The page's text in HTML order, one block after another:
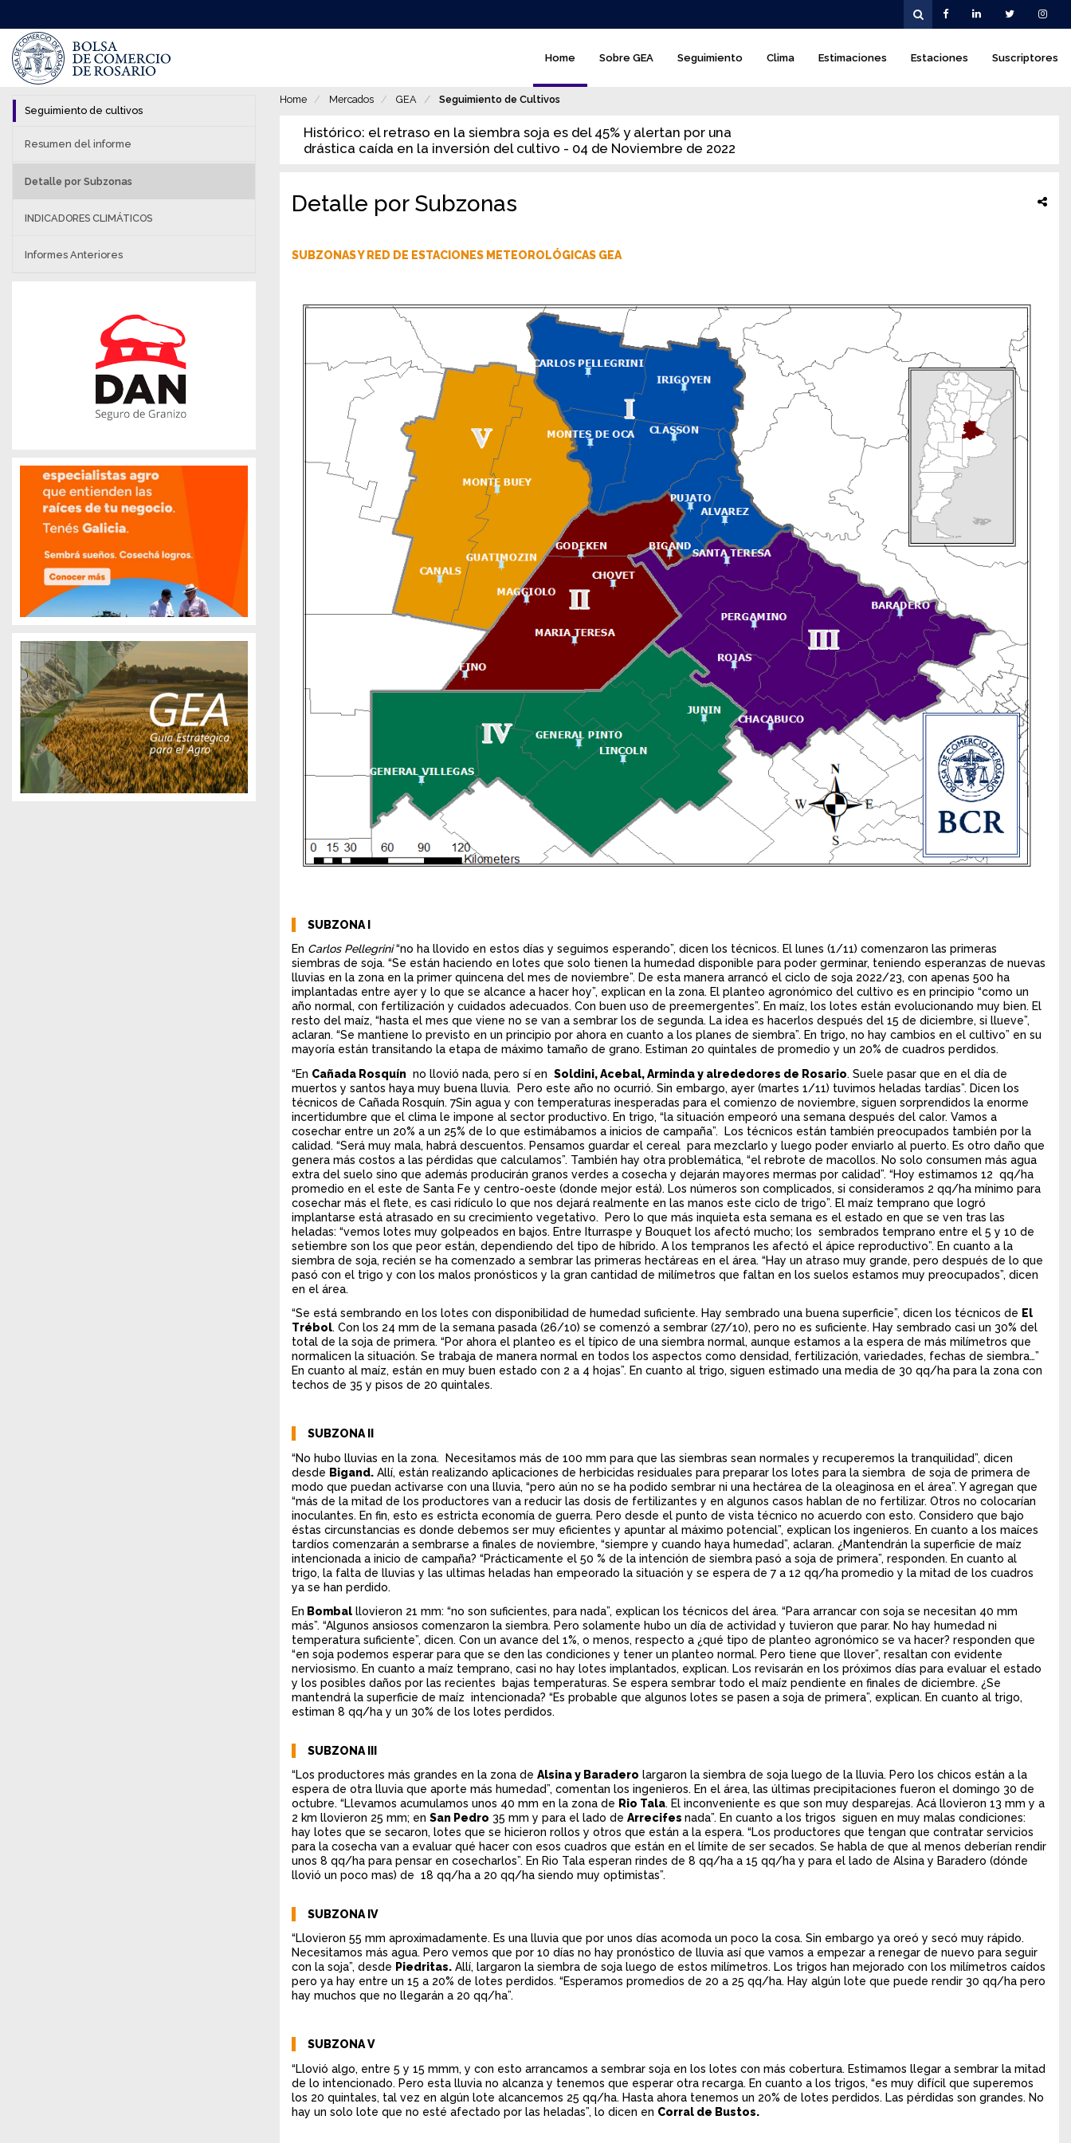
al
contenido
principal
main
menú
Home Sobre GEA Seguimiento Clima Estimaciones Estaciones Suscriptores
Home Mercados GEA Seguimiento de Cultivos
Histórico: el retraso en la siembra soja es del 45% y alertan por una
drástica caída en la inversión del cultivo - 04 de Noviembre de 2022
Detalle por Subzonas
SUBZONAS Y RED DE ESTACIONES METEOROLÓGICAS GEA
SUBZONA I
En Carlos Pellegrini“no ha llovido en estos días y seguimos esperando”, dicen los técnicos. El lunes (1/11) comenzaron las primeras
siembras de soja. “Se están haciendo en lotes que solo tienen la humedad disponible para poder germinar, teniendo esperanzas de nuevas
lluvias en la zona en la primer quincena del mes de noviembre”. De esta manera arrancó el ciclo de soja 2022/23, con apenas 500 ha
implantadas entre ayer y lo que se alcance a hacer hoy”, explican en la zona. El planteo agronómico del cultivo es en principio “como un
año normal, con fertilización y cuidados adecuados. Con buen uso de preemergentes”. En maíz, los lotes están evolucionando muy bien. El
resto del maíz, “hasta el mes que viene no se van a sembrar los de segunda. La idea es hacerlos después del 15 de diciembre, si llueve”,
aclaran. “Se mantiene lo previsto en un principio por ahora en cuanto a los planes de siembra”. En trigo, no hay cambios en el cultivo” en su
mayoría están transitando la etapa de máximo tamaño de grano. Estiman 20 quintales de promedio y un 20% de cuadros perdidos.
“En Cañada Rosquín no llovió nada, pero sí en Soldini, Acebal, Arminda y alrededores de Rosario. Suele pasar que en el día de
muertos y santos haya muy buena lluvia. Pero este año no ocurrió. Sin embargo, ayer (martes 1/11) tuvimos heladas tardías”. Dicen los
técnicos de Cañada Rosquín. 7Sin agua y con temperaturas inesperadas para el comienzo de noviembre, siguen sorprendidos la enorme
incertidumbre que el clima le impone al sector productivo. En trigo, “la situación empeoró una semana después del calor. Vamos a
cosechar entre un 20% a un 25% de lo que estimábamos a inicios de campaña”. Los técnicos están también preocupados también por la
calidad. “Será muy mala, habrá descuentos. Pensamos guardar el cereal para mezclarlo y luego poder enviarlo al puerto. Es otro daño que
genera más costos a las pérdidas que calculamos”. También hay otra problemática, “el rebrote de macollos. No solo consumen más agua
extra del suelo sino que además producirán granos verdes a cosecha y dejarán mayores mermas por calidad”. “Hoy estimamos 12 qq/ha
promedio en el este de Santa Fe y centro-oeste (donde mejor está). Los números son complicados, si consideramos 2 qq/ha mínimo para
cosechar más el flete, es casi ridículo lo que nos dejará realmente en las manos este ciclo de trigo”. El maíz temprano que logró
implantarse está atrasado en su crecimiento vegetativo. Pero lo que más inquieta esta semana es el estado en que se ven tras las
heladas: “vemos lotes muy golpeados en bajos. Entre Iturraspe y Bouquet los afectó mucho; los sembrados temprano entre el 5 y 10 de
setiembre son los que peor están, dependiendo del tipo de híbrido. A los tempranos les afectó el ápice reproductivo”. En cuanto a la
siembra de soja, recién se ha comenzado a sembrar las primeras hectáreas en el área. “Hay un atraso muy grande, pero después de lo que
pasó con el trigo y con los malos pronósticos y la gran cantidad de milímetros que faltan en los suelos estamos muy preocupados”, dicen
en el área.
“Se está sembrando en los lotes con disponibilidad de humedad suficiente. Hay sembrado una buena superficie”, dicen los técnicos de El
Trébol. Con los 24 mm de la semana pasada (26/10) se comenzó a sembrar (27/10), pero no es suficiente. Hay sembrado casi un 30% del
total de la soja de primera. “Por ahora el planteo es el típico de una siembra normal, aunque estamos a la espera de más milímetros que
normalicen la situación. Se trabaja de manera normal en todos los aspectos como densidad, fertilización, variedades, fechas de siembra…”
En cuanto al maíz, están en muy buen estado con 2 a 4 hojas”. En cuanto al trigo, siguen estimado una media de 30 qq/ha para la zona con
techos de 35 y pisos de 20 quintales.
SUBZONA II
“No hubo lluvias en la zona. Necesitamos más de 100 mm para que las siembras sean normales y recuperemos la tranquilidad”, dicen
desde Bigand. Allí, están realizando aplicaciones de herbicidas residuales para preparar los lotes para la siembra de soja de primera de
modo que puedan activarse con una lluvia, “pero aún no se ha podido sembrar ni una hectárea de la oleaginosa en el área”. Y agregan que
“más de la mitad de los productores van a reducir las dosis de fertilizantes y en algunos casos hablan de no fertilizar. Otros no colocarían
inoculantes. En fin, esto es estricta economía de guerra. Pero desde el punto de vista técnico no acuerdo con esto. Considero que bajo
éstas circunstancias es donde debemos ser muy eficientes y apuntar al máximo potencial”, explican los ingenieros. En cuanto a los maíces
tardíos comenzarán a sembrarse a finales de noviembre, “siempre y cuando haya humedad”, aclaran. ¿Mantendrán la superficie de maíz
intencionada a inicio de campaña? “Prácticamente el 50 % de la intención de siembra pasó a soja de primera”, responden. En cuanto al
trigo, la falta de lluvias y las ultimas heladas han empeorado la situación y se espera de 7 a 12 qq/ha promedio y la mitad de los cuadros
ya se han perdido.
En Bombal llovieron 21 mm: “no son suficientes, para nada”, explican los técnicos del área. “Para arrancar con soja se necesitan 40 mm
más”. “Algunos ansiosos comenzaron la siembra. Pero solamente hubo un día de actividad y tuvieron que parar. No hay humedad ni
temperatura suficiente”, dicen. Con un avance del 1%, o menos, respecto a ¿qué tipo de planteo agronómico se va hacer? responden que
“en soja podemos esperar para que se den las condiciones y tener un planteo normal. Pero tiene que llover”, resaltan con evidente
nerviosismo. En cuanto a maíz temprano, casi no hay lotes implantados, explican. Los revisarán en los próximos días para evaluar el estado
y los posibles daños por las recientes bajas temperaturas. Se espera sembrar todo el maíz pendiente en finales de diciembre. ¿Se
mantendrá la superficie de maíz intencionada? “Es probable que algunos lotes se pasen a soja de primera”, explican. En cuanto al trigo,
estiman 8 qq/ha y un 30% de los lotes perdidos.
SUBZONA III
“Los productores más grandes en la zona de Alsina y Baradero largaron la siembra de soja luego de la lluvia. Pero los chicos están a la
espera de otra lluvia que aporte más humedad”, comentan los ingenieros. En el área, las últimas precipitaciones fueron el domingo 30 de
octubre. “Llevamos acumulamos unos 40 mm en la zona de Rio Tala. El inconveniente es que son muy desparejas. Acá llovieron 13 mm y a
2 km llovieron 25 mm; en San Pedro 35 mm y para el lado de Arrecifes nada”. En cuanto a los trigos siguen en muy malas condiciones:
hay lotes que se secaron, lotes que se hicieron rollos y otros que están a la espera. “Los productores que tengan que contratar servicios
para la cosecha van a evaluar qué hacer con esos cuadros que están en el límite de ser secados. Se habla de que al menos deberían rendir
unos 8 qq/ha para pensar en cosecharlos”. En Rio Tala esperan rindes de 8 qq/ha a 15 qq/ha y para el lado de Alsina y Baradero (dónde
llovió un poco mas) de 18 qq/ha a 20 qq/ha siendo muy optimistas”.
SUBZONA IV
“Llovieron 55 mm aproximadamente. Es una lluvia que por unos días acomoda un poco la cosa. Sin embargo ya oreó y secó muy rápido.
Necesitamos más agua. Pero vemos que por 10 días no hay pronóstico de lluvia así que vamos a empezar a renegar de nuevo para seguir
con la soja”, desde Piedritas. Allí, largaron la siembra de soja luego de estos milímetros. Los trigos han mejorado con los milímetros caídos
pero ya hay entre un 15 a 20% de lotes perdidos. “Esperamos promedios de 20 a 25 qq/ha. Hay algún lote que puede rendir 30 qq/ha pero
hay muchos que no llegarán a 20 qq/ha”.
SUBZONA V
“Llovió algo, entre 5 y 15 mmm, y con esto arrancamos a sembrar soja en los lotes con más cobertura. Estimamos llegar a sembrar la mitad
de lo intencionado. Pero esta lluvia no alcanza y tenemos que esperar otra recarga. En cuanto a los trigos, “es muy difícil que superemos
los 20 quintales, tal vez en algún lote alcancemos 25 qq/ha. Hasta ahora tenemos un 20% de lotes perdidos. Las pérdidas son grandes. No
hay un solo lote que no esté afectado por las heladas”, lo dicen en Corral de Bustos.
Seguimiento de cultivos
Resumen del informe
Detalle por Subzonas
INDICADORES CLIMÁTICOS
Informes Anteriores